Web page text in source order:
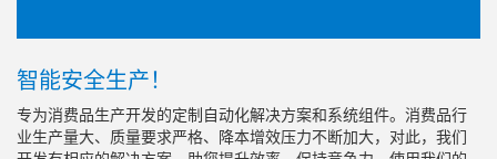
智能安全生产！
专为消费品生产开发的定制自动化解决方案和系统组件。消费品行
业生产量大、质量要求严格、降本增效压力不断加大，对此，我们